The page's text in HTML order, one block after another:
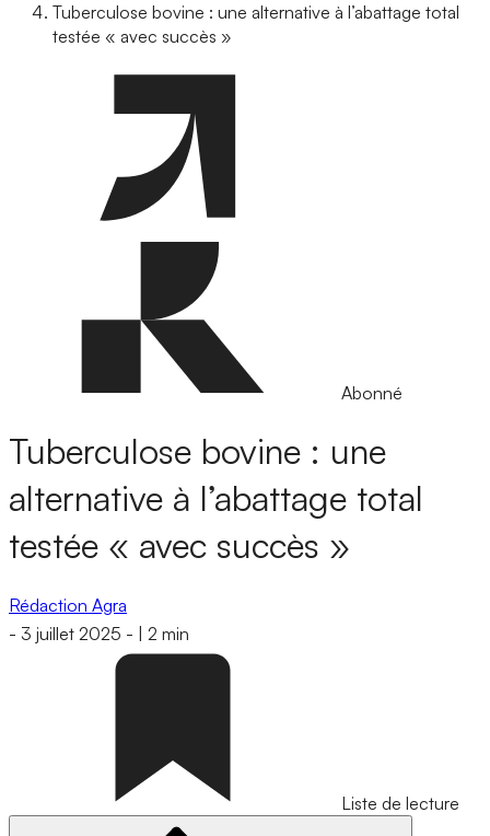
Tuberculose bovine : une alternative à l’abattage total
testée « avec succès »
Abonné
Tuberculose bovine : une
alternative à l’abattage total
testée « avec succès »
Rédaction Agra
- 3 juillet 2025 - 2 min
Liste de lecture